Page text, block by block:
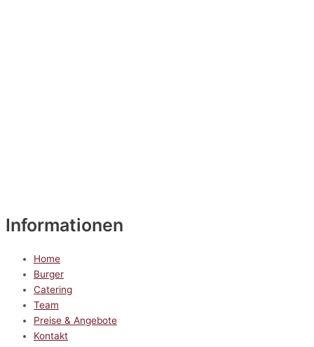
Informationen
Home
Burger
Catering
Team
Preise & Angebote
Kontakt